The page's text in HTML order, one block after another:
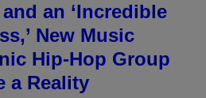
an ‘Incredible
New Music
Hip-Hop Group
a Reality